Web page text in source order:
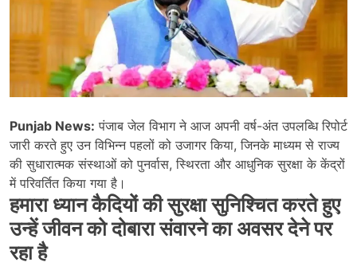
Punjab News: पंजाब जेल विभाग ने आज अपनी वर्ष-अंत उपलब्धि रिपोर्ट
जारी करते हुए उन विभिन्न पहलों को उजागर किया, जिनके माध्यम से राज्य
की सुधारात्मक संस्थाओं को पुनर्वास, स्थिरता और आधुनिक सुरक्षा के केंद्रों
में परिवर्तित किया गया है।
हमारा ध्यान कैदियों की सुरक्षा सुनिश्चित करते हुए
उन्हें जीवन को दोबारा संवारने का अवसर देने पर
रहा है